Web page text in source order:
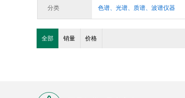
分类 色谱、光谱、质谱、波谱仪器
水质及电化学分析仪器
工程检测仪器
全部 销量 价格